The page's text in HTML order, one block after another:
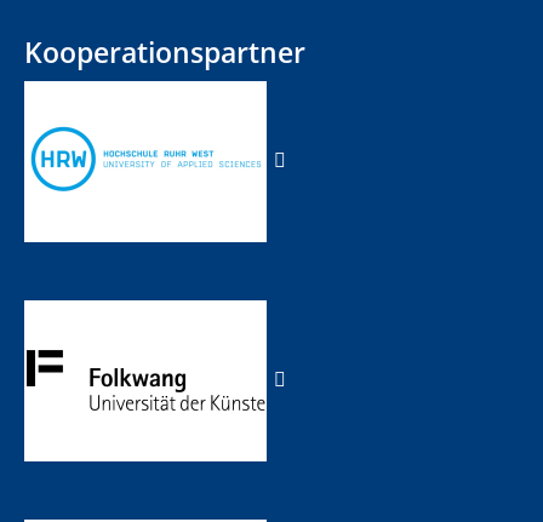
Kooperationspartner